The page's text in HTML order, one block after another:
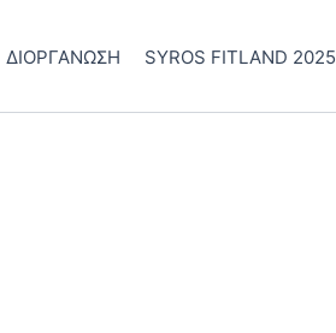
ΔΙΟΡΓΑΝΩΣΗ SYROS FITLAND 2025